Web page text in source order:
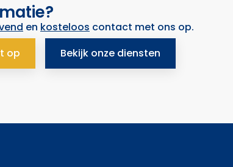
en kosteloos contact met ons op.
op
Bekijk onze diensten